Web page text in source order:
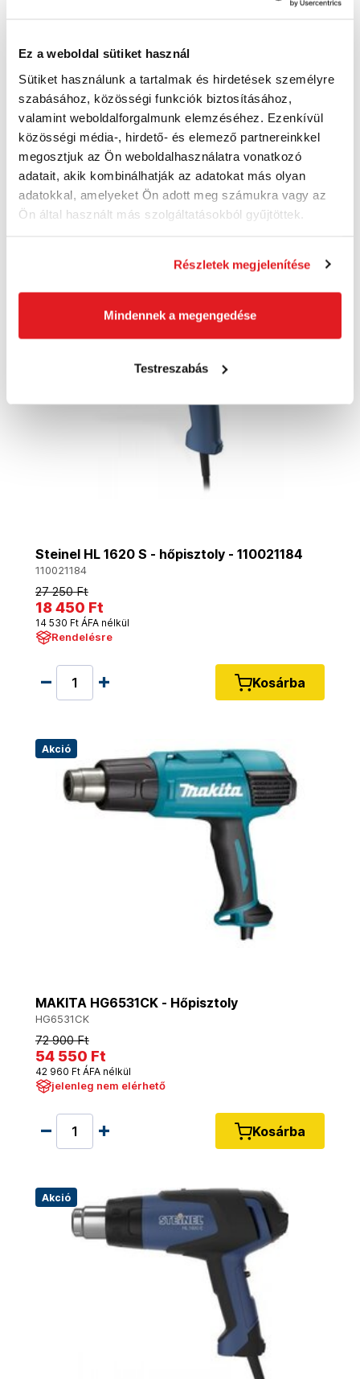
Ez a weboldal sütiket használ
Sütiket használunk a tartalmak és hirdetések személyre
szabásához, közösségi funkciók biztosításához,
valamint weboldalforgalmunk elemzéséhez. Ezenkívül
közösségi média-, hirdető- és elemező partnereinkkel
megosztjuk az Ön weboldalhasználatra vonatkozó
adatait, akik kombinálhatják az adatokat más olyan
adatokkal, amelyeket Ön adott meg számukra vagy az
Ön által használt más szolgáltatásokból gyűjtöttek.
Részletek megjelenítése
Mindennek a megengedése
Testreszabás
BOSCH ÜHG 20-60 Professional - Hőpisztoly
- 06012A6400
06012A6400
59 340 Ft
56 050 Ft
44 140 Ft ÁFA nélkül
Szállításra kész
Steinel HL 1620 S - hőpisztoly - 110021184
110021184
27 250 Ft
18 450 Ft
14 530 Ft ÁFA nélkül
Rendelésre
Kosárba
Akció
MAKITA HG6531CK - Hőpisztoly
HG6531CK
72 900 Ft
54 550 Ft
42 960 Ft ÁFA nélkül
jelenleg nem elérhető
Kosárba
Akció